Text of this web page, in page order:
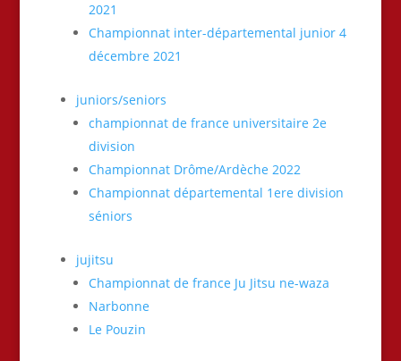
2021
Championnat inter-départemental junior 4
décembre 2021
juniors/seniors
championnat de france universitaire 2e
division
Championnat Drôme/Ardèche 2022
Championnat départemental 1ere division
séniors
jujitsu
Championnat de france Ju Jitsu ne-waza
Narbonne
Le Pouzin